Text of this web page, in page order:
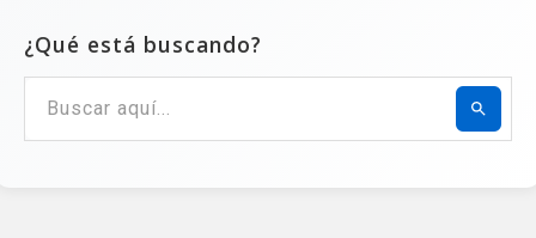
¿Qué está buscando?